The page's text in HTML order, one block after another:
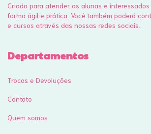
Criado para atender as alunas e
forma ágil e prática. Você também poderá
e cursos através das nossas redes sociais.
Departamentos
Trocas e Devoluções
Contato
Quem somos